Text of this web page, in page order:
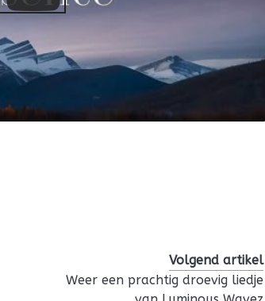
Volgend artikel
Weer een prachtig droevig liedje